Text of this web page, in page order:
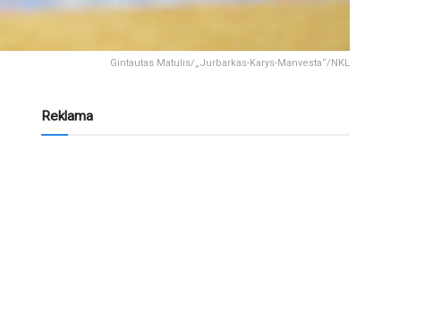
Gintautas Matulis/„Jurbarkas-Karys-Manvesta“/NKL
Reklama